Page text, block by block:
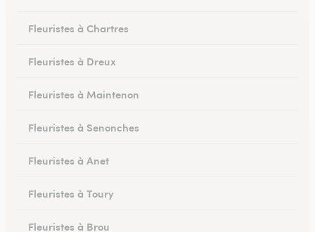
Fleuristes à Chartres
Fleuristes à Dreux
Fleuristes à Maintenon
Fleuristes à Senonches
Fleuristes à Anet
Fleuristes à Toury
Fleuristes à Brou